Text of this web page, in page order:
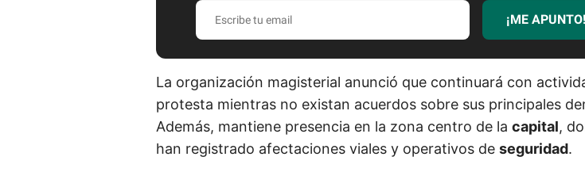
E
s
r
i
b
e
¡ME APUNTO!
La organización magisterial anunció que continuará con
protesta mientras no existan acuerdos sobre sus principales
Además, mantiene presencia en la zona centro de la capital,
han registrado afectaciones viales y operativos de seguridad.